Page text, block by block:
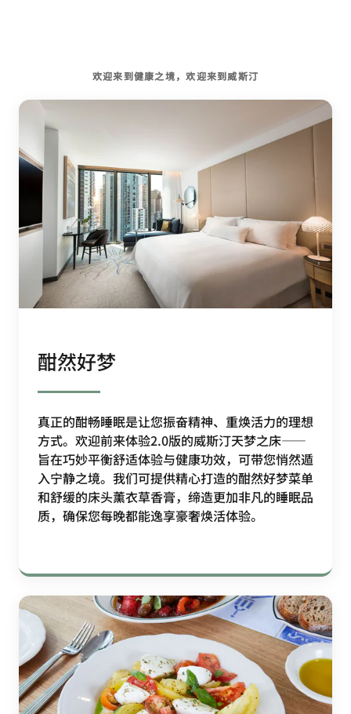
欢迎来到健康之境，欢迎来到威斯汀
酣然好梦
真正的酣畅睡眠是让您振奋精神、重焕活力的理想
方式。欢迎前来体验2.0版的威斯汀天梦之床——
旨在巧妙平衡舒适体验与健康功效，可带您悄然遁
入宁静之境。我们可提供精心打造的酣然好梦菜单
和舒缓的床头薰衣草香膏，缔造更加非凡的睡眠品
质，确保您每晚都能逸享豪奢焕活体验。